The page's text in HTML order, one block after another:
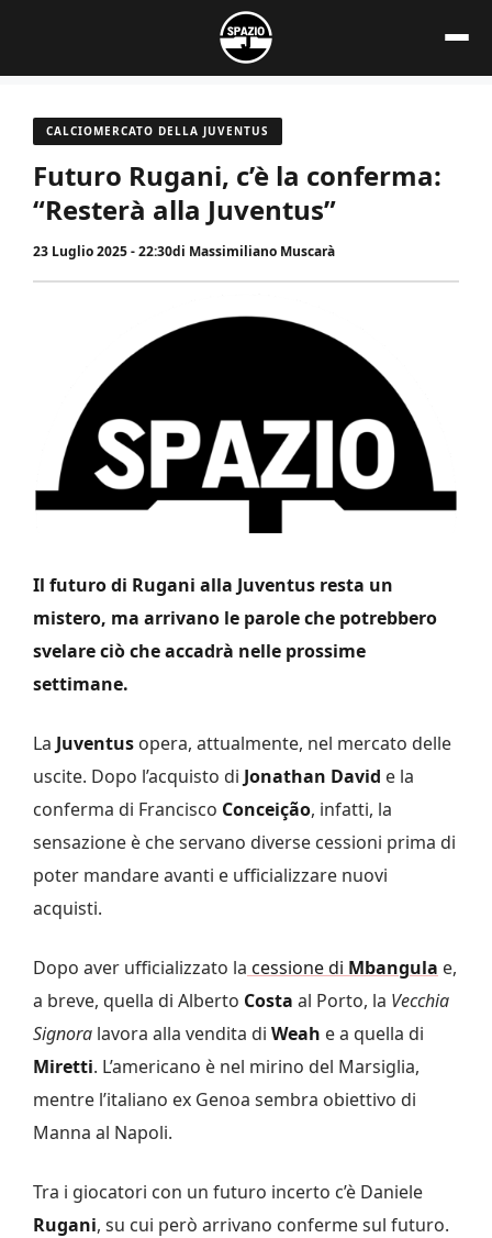
contenuto
CALCIOMERCATO DELLA JUVENTUS
Futuro Rugani, c’è la conferma:
“Resterà alla Juventus”
23 Luglio 2025 - 22:30di Massimiliano Muscarà
Il futuro di Rugani alla Juventus resta un
mistero, ma arrivano le parole che potrebbero
svelare ciò che accadrà nelle prossime
settimane.
La Juventus opera, attualmente, nel mercato delle
uscite. Dopo l’acquisto di Jonathan David e la
conferma di Francisco Conceição, infatti, la
sensazione è che servano diverse cessioni prima di
poter mandare avanti e ufficializzare nuovi
acquisti.
Dopo aver ufficializzato la cessione di Mbangula e,
a breve, quella di Alberto Costa al Porto, la Vecchia
Signora lavora alla vendita di Weah e a quella di
Miretti. L’americano è nel mirino del Marsiglia,
mentre l’italiano ex Genoa sembra obiettivo di
Manna al Napoli.
Tra i giocatori con un futuro incerto c’è Daniele
Rugani, su cui però arrivano conferme sul futuro.